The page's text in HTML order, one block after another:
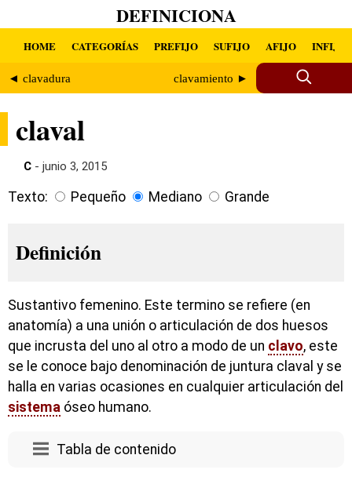
DEFINICIONA
HOME CATEGORÍAS PREFIJO SUFIJO AFIJO INFIJO
◄ clavadura clavamiento ►
claval
C - junio 3, 2015
Texto: Pequeño Mediano Grande
Definición
Sustantivo femenino. Este termino se refiere (en
anatomía) a una unión o articulación de dos huesos
que incrusta del uno al otro a modo de un clavo, este
se le conoce bajo denominación de juntura claval y se
halla en varias ocasiones en cualquier articulación del
sistema óseo humano.
Tabla de contenido